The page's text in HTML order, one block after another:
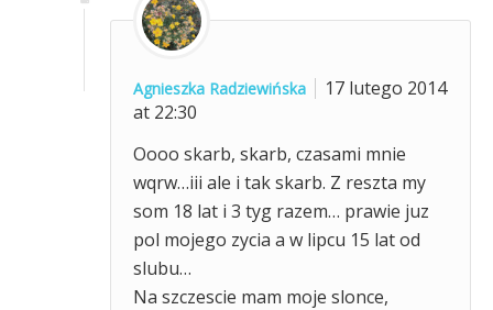
Agnieszka Radziewińska
17 lutego 2014
at 22:30
Oooo skarb, skarb, czasami mnie
wqrw…iii ale i tak skarb. Z reszta my
som 18 lat i 3 tyg razem… prawie juz
pol mojego zycia a w lipcu 15 lat od
slubu…
Na szczescie mam moje slonce,